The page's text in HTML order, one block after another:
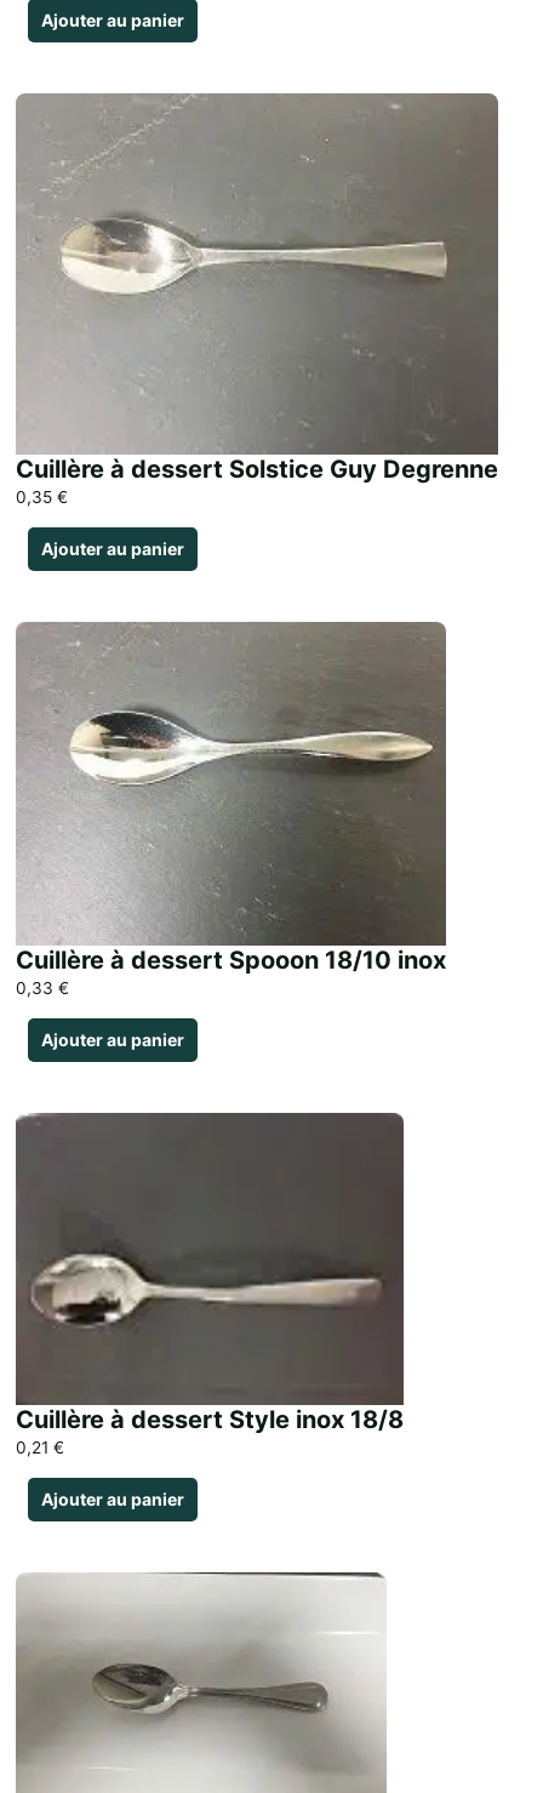
Ajouter au panier
Cuillère à dessert Solstice Guy Degrenne
0,35 €
Ajouter au panier
Cuillère à dessert Spooon 18/10 inox
0,33 €
Ajouter au panier
Cuillère à dessert Style inox 18/8
0,21 €
Ajouter au panier